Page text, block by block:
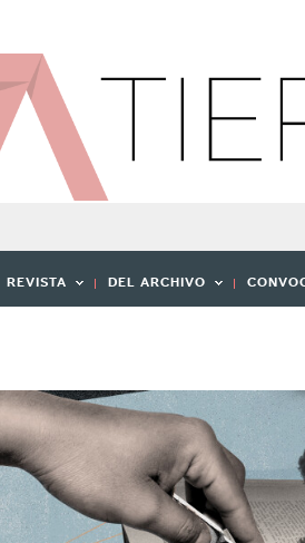
REVISTA DEL ARCHIVO